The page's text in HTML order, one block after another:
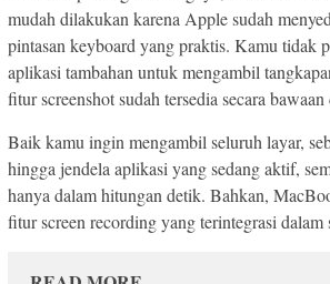
mudah dilakukan karena Apple sudah
pintasan keyboard yang praktis. Kamu tidak
aplikasi tambahan untuk mengambil
fitur screenshot sudah tersedia secara
Baik kamu ingin mengambil seluruh layar,
hingga jendela aplikasi yang sedang aktif,
hanya dalam hitungan detik. Bahkan,
fitur screen recording yang terintegrasi dalam